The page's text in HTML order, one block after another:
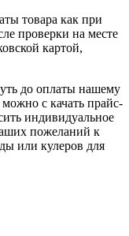
товара как при
проверки на месте
картой,
до оплаты нашему
с качать прайс-
индивидуальное
пожеланий к
или кулеров для